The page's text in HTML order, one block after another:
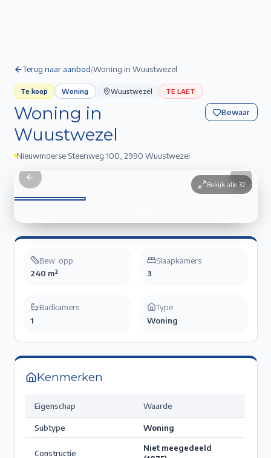
Terug naar aanbod/Woning in Wuustwezel
Te koop Woning Wuustwezel TE LAET
Woning in
Wuustwezel
Bewaar
Nieuwmoerse Steenweg 100 ,2990 Wuustwezel
Previous slide Next
Bekijk alle 32
Bew. opp.
240 m²
Slaapkamers
3
Badkamers
1
Type
Woning
Kenmerken
Eigenschap Waarde
Subtype Woning
Constructie
Niet meegedeeld